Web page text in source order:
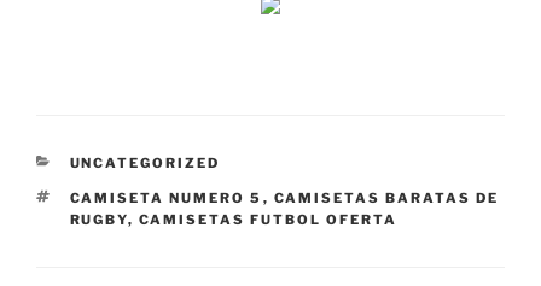
CATEGORÍAS
UNCATEGORIZED
ETIQUETAS
CAMISETA NUMERO 5 , CAMISETAS BARATAS DE
RUGBY, CAMISETAS FUTBOL OFERTA